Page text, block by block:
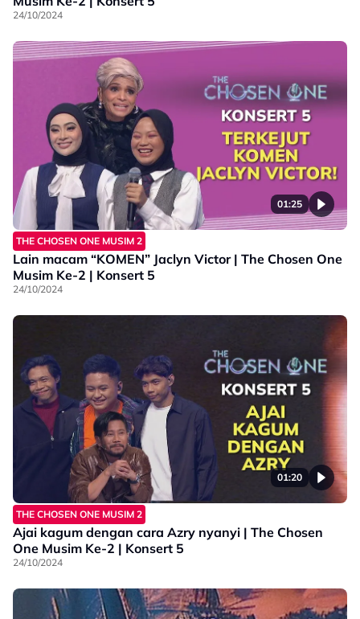
24/10/2024
01:25
THE CHOSEN ONE MUSIM 2
Lain macam “KOMEN” Jaclyn Victor | The Chosen One
Musim Ke-2 | Konsert 5
24/10/2024
01:20
THE CHOSEN ONE MUSIM 2
Ajai kagum dengan cara Azry nyanyi | The Chosen
One Musim Ke-2 | Konsert 5
24/10/2024